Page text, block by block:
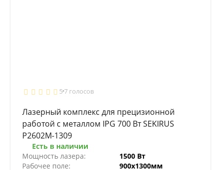
57 голосов
Лазерный комплекс для прецизионной
работой с металлом IPG 700 Вт SEKIRUS
P2602M-1309
Есть в наличии
Мощность лазера:
1500 Вт
Рабочее поле:
900х1300мм